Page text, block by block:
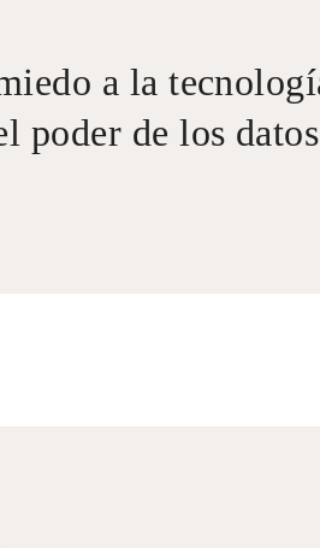
a la
poder de los datos